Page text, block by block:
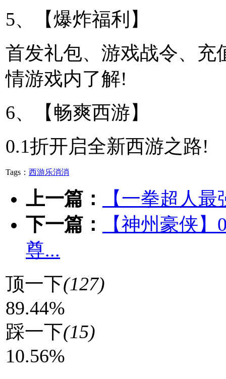
5、【爆炸福利】
首发礼包、游戏战令、充
情游戏内了解!
6、【畅爽西游】
0.1折开启全新西游之路!
Tags： 西游乐消消
上一篇：
【一拳超人
下一篇：
【神州豪侠
尊...
顶一下(127)
89.44%
踩一下(15)
10.56%